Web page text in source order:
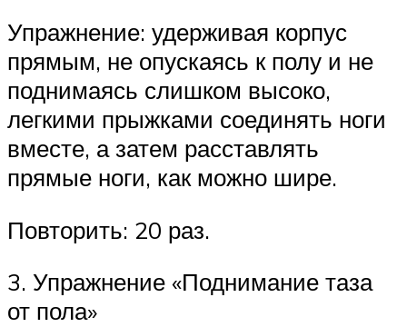
Упражнение: удерживая корпус
прямым, не опускаясь к полу и не
поднимаясь слишком высоко,
легкими прыжками соединять ноги
вместе, а затем расставлять
прямые ноги, как можно шире.
Повторить: 20 раз.
3. Упражнение «Поднимание таза
от пола»